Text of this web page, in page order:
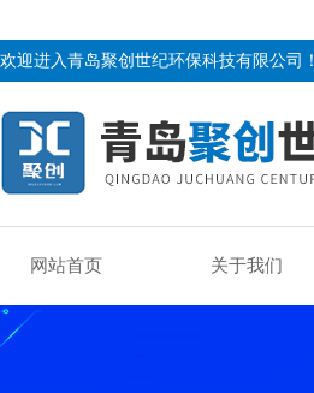
欢迎进入青岛聚创世纪环保科技有限公司！
网站首页 关于我们